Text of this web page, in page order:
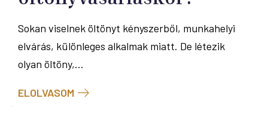
Sokan viselnek öltönyt kényszerből, munkahelyi
elvárás, különleges alkalmak miatt. De létezik
olyan öltöny,...
ELOLVASOM